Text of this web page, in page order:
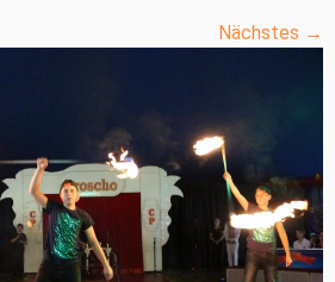
Nächstes →